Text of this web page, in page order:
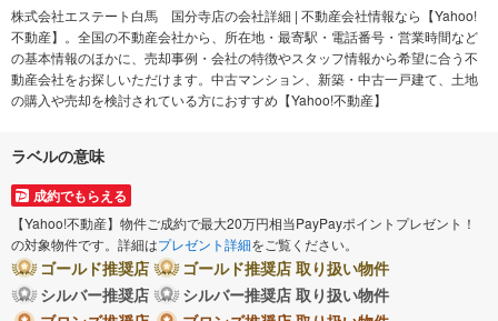
株式会社エステート白馬 国分寺店の会社詳細 | 不動産会社情報なら【Yahoo!
不動産】。全国の不動産会社から、所在地・最寄駅・電話番号・営業時間など
の基本情報のほかに、売却事例・会社の特徴やスタッフ情報から希望に合う不
動産会社をお探しいただけます。中古マンション、新築・中古一戸建て、土地
の購入や売却を検討されている方におすすめ【Yahoo!不動産】
ラベルの意味
成約でもらえる
【Yahoo!不動産】物件ご成約で最大20万円相当PayPayポイントプレゼント！
の対象物件です。詳細はプレゼント詳細をご覧ください。
ゴールド推奨店
ゴールド推奨店 取り扱い物件
シルバー推奨店
シルバー推奨店 取り扱い物件